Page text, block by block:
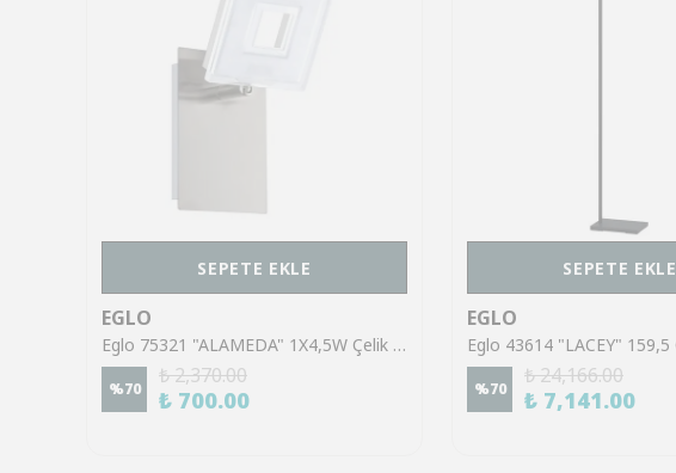
SEPETE EKLE
EGLO
Eglo 75321 "ALAMEDA" 1X4,5W Çelik Nikel Mat Sıva Üstü Spot
%70
₺ 2,370.00
₺ 700.00
SEPETE EKLE
EGLO
%70
₺ 24,166.00
₺ 7,141.00